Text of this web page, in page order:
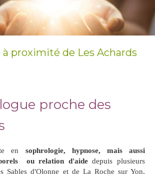
proximité de Les Achards
proche des
en sophrologie, hypnose, mais aussi
ou relation d'aidedepuis plusieurs
Sables d'Olonne et de La Roche sur Yon,